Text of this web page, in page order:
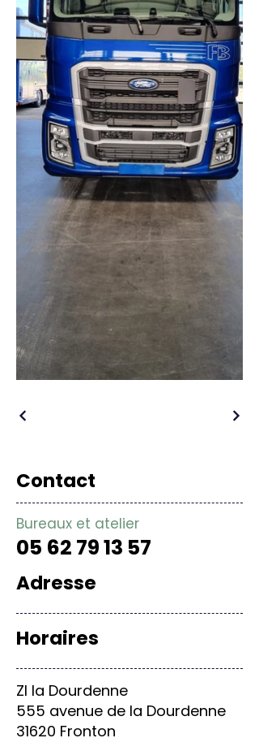
Contact
Bureaux et atelier
05 62 79 13 57
Adresse
Horaires
ZI la Dourdenne
555 avenue de la Dourdenne
31620 Fronton